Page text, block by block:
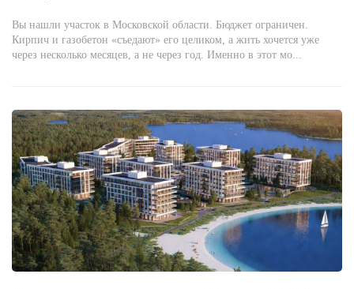
Вы нашли участок в Московской области. Бюджет ограничен.
Кирпич и газобетон «съедают» его целиком, а жить хочется уже
через несколько месяцев, а не через год. Именно в этот мо...